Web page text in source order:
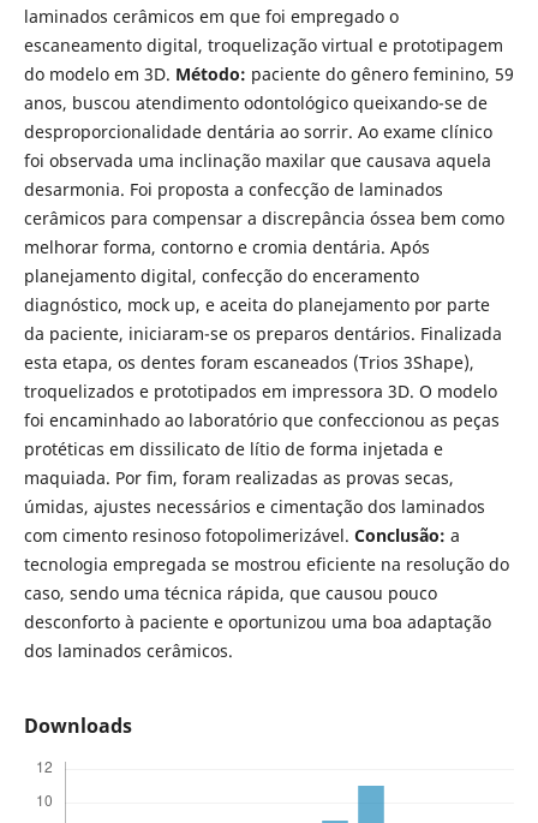
laminados cerâmicos em que foi empregado o
escaneamento digital, troquelização virtual e prototipagem
do modelo em 3D. Método: paciente do gênero feminino, 59
anos, buscou atendimento odontológico queixando-se de
desproporcionalidade dentária ao sorrir. Ao exame clínico
foi observada uma inclinação maxilar que causava aquela
desarmonia. Foi proposta a confecção de laminados
cerâmicos para compensar a discrepância óssea bem como
melhorar forma, contorno e cromia dentária. Após
planejamento digital, confecção do enceramento
diagnóstico, mock up, e aceita do planejamento por parte
da paciente, iniciaram-se os preparos dentários. Finalizada
esta etapa, os dentes foram escaneados (Trios 3Shape),
troquelizados e prototipados em impressora 3D. O modelo
foi encaminhado ao laboratório que confeccionou as peças
protéticas em dissilicato de lítio de forma injetada e
maquiada. Por fim, foram realizadas as provas secas,
úmidas, ajustes necessários e cimentação dos laminados
com cimento resinoso fotopolimerizável. Conclusão: a
tecnologia empregada se mostrou eficiente na resolução do
caso, sendo uma técnica rápida, que causou pouco
desconforto à paciente e oportunizou uma boa adaptação
dos laminados cerâmicos.
Downloads